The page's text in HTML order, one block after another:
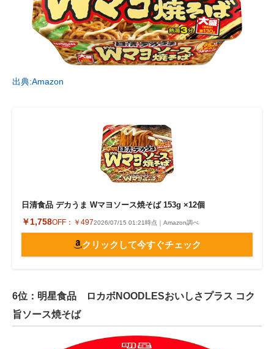
出典:Amazon
日清食品 デカうま Wマヨソース焼そば 153g ×12個
￥1,758OFF： ￥4972026/07/15 01:21時点｜Amazon調べ
クリックして今すぐチェック
6位：明星食品 ロカボNOODLESおいしさプラス コク
旨ソース焼そば